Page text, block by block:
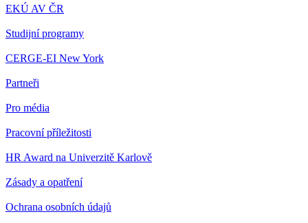
EKÚ AV ČR
Studijní programy
CERGE-EI New York
Partneři
Pro média
Pracovní příležitosti
HR Award na Univerzitě Karlově
Zásady a opatření
Ochrana osobních údajů